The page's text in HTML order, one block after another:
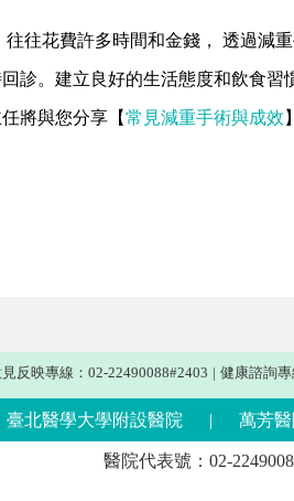
往花費許多時間和金錢， 透過減
診。建立良好的生活態度和飲食習
將與您分享【常見減重手術與成效
反映專線：02-22490088#2403 | 健康諮詢專
臺北醫學大學附設醫院 | 萬芳
醫院代表號：02-